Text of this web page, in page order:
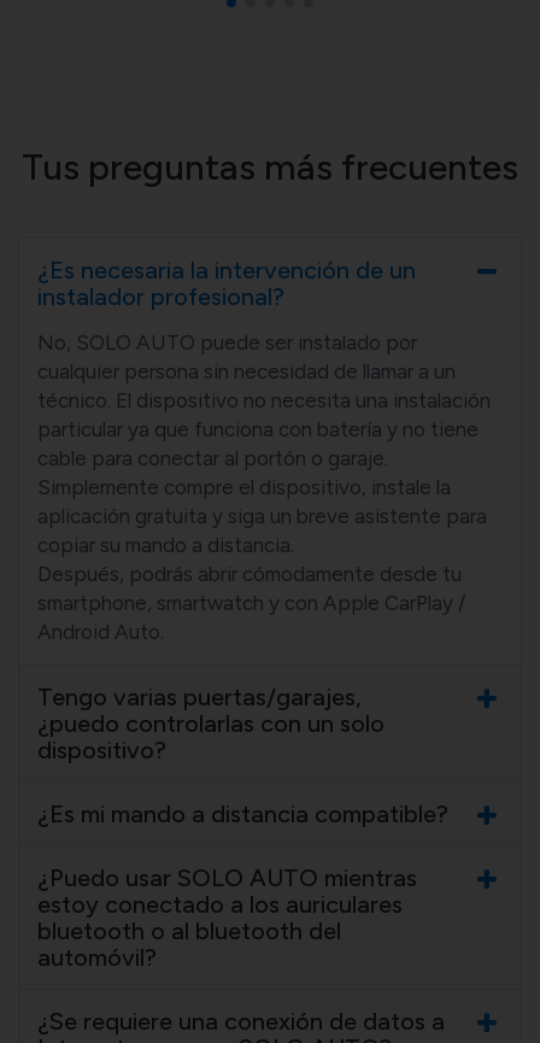
Tus preguntas más frecuentes
¿Es necesaria la intervención de un
instalador profesional?
No, SOLO AUTO puede ser instalado por
cualquier persona sin necesidad de llamar a un
técnico. El dispositivo no necesita una instalación
particular ya que funciona con batería y no tiene
cable para conectar al portón o garaje.
Simplemente compre el dispositivo, instale la
aplicación gratuita y siga un breve asistente para
copiar su mando a distancia.
Después, podrás abrir cómodamente desde tu
smartphone, smartwatch y con Apple CarPlay /
Android Auto.
Tengo varias puertas/garajes,
¿puedo controlarlas con un solo
dispositivo?
¿Es mi mando a distancia compatible?
¿Puedo usar SOLO AUTO mientras
estoy conectado a los auriculares
bluetooth o al bluetooth del
automóvil?
¿Se requiere una conexión de datos a